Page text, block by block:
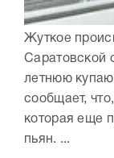
Жуткое
Саратовской
летнюю
сообщает,
которая еще
пьян. ...